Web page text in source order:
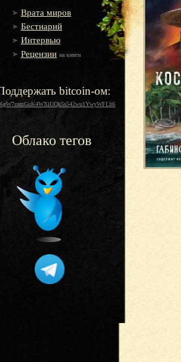
Врата миров
Бестиарий
Интервью
Рецензии на книги
bitcoin-ом:
Облако тегов